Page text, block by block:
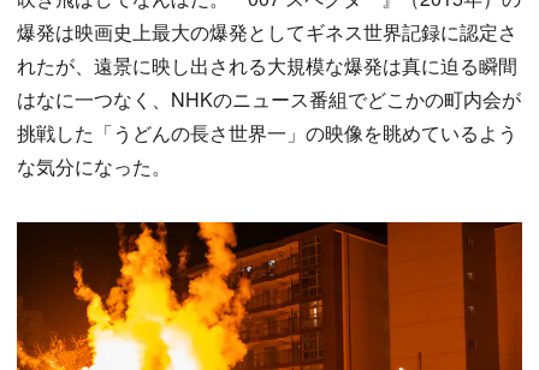
爆発は映画史上最大の爆発としてギネス世界記録に認定さ
れたが、遠景に映し出される大規模な爆発は真に迫る瞬間
はなに一つなく、NHKのニュース番組でどこかの町内会が
挑戦した「うどんの長さ世界一」の映像を眺めているよう
な気分になった。